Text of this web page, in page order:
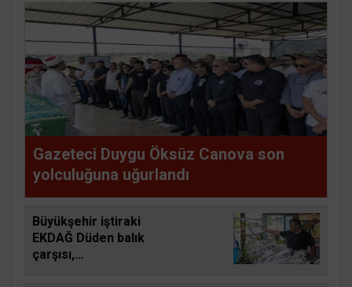
Gazeteci Duygu Öksüz Canova son
yolculuğuna uğurlandı
Büyükşehir iştiraki
EKDAĞ Düden balık
çarşısı,